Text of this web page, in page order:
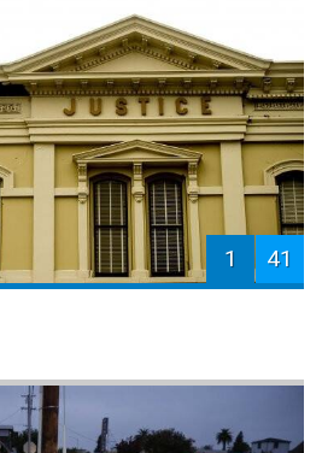
1 41